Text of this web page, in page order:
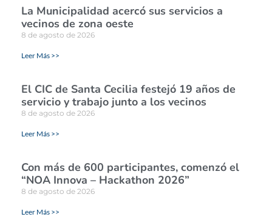
La Municipalidad acercó sus servicios a
vecinos de zona oeste
8 de agosto de 2026
Leer Más >>
El CIC de Santa Cecilia festejó 19 años de
servicio y trabajo junto a los vecinos
8 de agosto de 2026
Leer Más >>
Con más de 600 participantes, comenzó el
“NOA Innova – Hackathon 2026”
8 de agosto de 2026
Leer Más >>